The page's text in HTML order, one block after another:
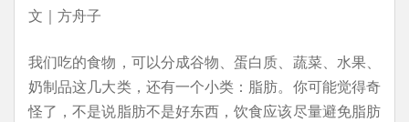
文｜方舟子
我们吃的食物，可以分成谷物、蛋白质、蔬菜、水果、
奶制品这几大类，还有一个小类：脂肪。你可能觉得奇
怪了，不是说脂肪不是好东西，饮食应该尽量避免脂肪